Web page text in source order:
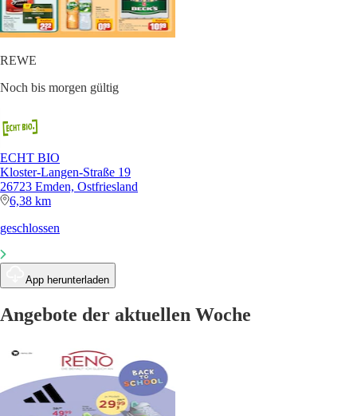
REWE
Noch bis morgen gültig
ECHT BIO
Kloster-Langen-Straße 19
26723 Emden, Ostfriesland
6,38 km
geschlossen
App herunterladen
Angebote der aktuellen Woche